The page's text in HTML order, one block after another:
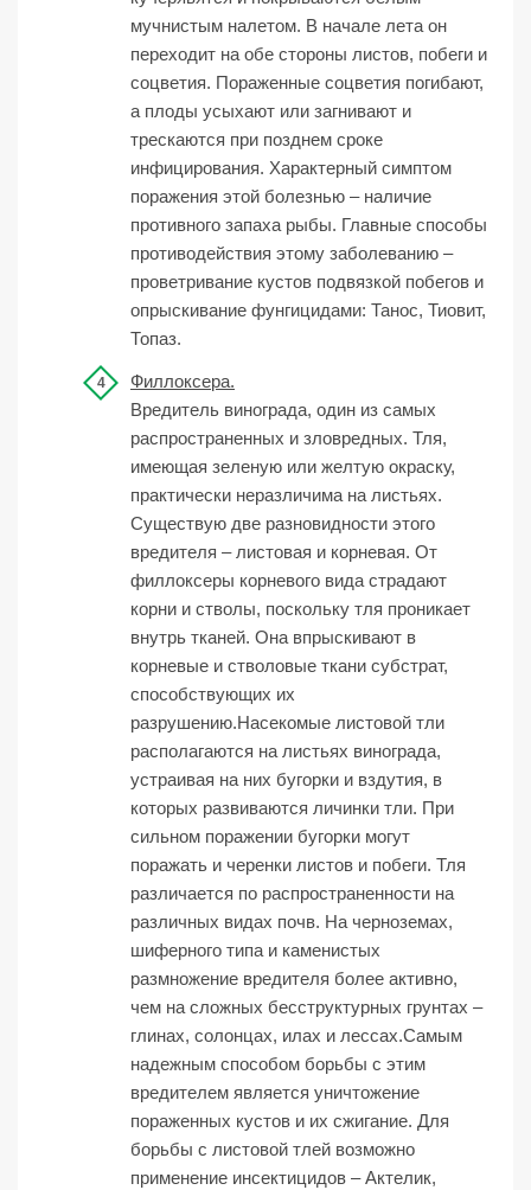
мучнистым налетом. В начале лета он
переходит на обе стороны листов, побеги и
соцветия. Пораженные соцветия погибают,
а плоды усыхают или загнивают и
трескаются при позднем сроке
инфицирования. Характерный симптом
поражения этой болезнью – наличие
противного запаха рыбы. Главные способы
противодействия этому заболеванию –
проветривание кустов подвязкой побегов и
опрыскивание фунгицидами: Танос, Тиовит,
Топаз.
Филлоксера.
Вредитель винограда, один из самых
распространенных и зловредных. Тля,
имеющая зеленую или желтую окраску,
практически неразличима на листьях.
Существую две разновидности этого
вредителя – листовая и корневая. От
филлоксеры корневого вида страдают
корни и стволы, поскольку тля проникает
внутрь тканей. Она впрыскивают в
корневые и стволовые ткани субстрат,
способствующих их
разрушению.Насекомые листовой тли
располагаются на листьях винограда,
устраивая на них бугорки и вздутия, в
которых развиваются личинки тли. При
сильном поражении бугорки могут
поражать и черенки листов и побеги. Тля
различается по распространенности на
различных видах почв. На черноземах,
шиферного типа и каменистых
размножение вредителя более активно,
чем на сложных бесструктурных грунтах –
глинах, солонцах, илах и лессах.Самым
надежным способом борьбы с этим
вредителем является уничтожение
пораженных кустов и их сжигание. Для
борьбы с листовой тлей возможно
применение инсектицидов – Актелик,